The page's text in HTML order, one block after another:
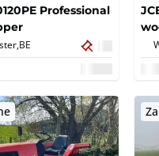
Professional
BE